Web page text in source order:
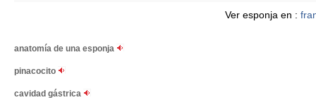
Ver esponja en :
anatomía de una esponja
pinacocito
cavidad gástrica